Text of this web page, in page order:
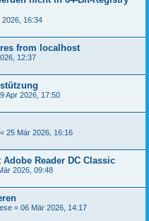
2026, 16:34
from localhost
12:37
Apr 2026, 17:50
« 25 Mär 2026, 16:16
Reader DC Classic
2026, 09:48
« 06 Mär 2026, 14:17